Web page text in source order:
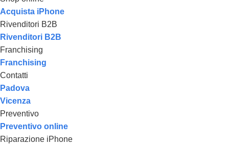
Acquista iPhone
Rivenditori B2B
Rivenditori B2B
Franchising
Franchising
Contatti
Padova
Vicenza
Preventivo
Preventivo online
Riparazione iPhone